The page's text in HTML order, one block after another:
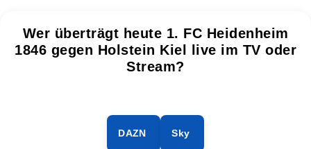
Wer überträgt heute 1. FC Heidenheim
1846 gegen Holstein Kiel live im TV oder
Stream?
DAZN Sky